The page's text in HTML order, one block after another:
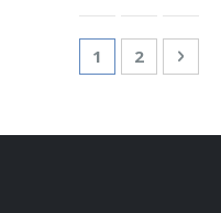
You're
1 Page
2